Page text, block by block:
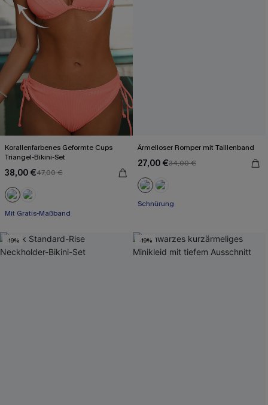
Korallenfarbenes Geformte Cups
Triangel-Bikini-Set
38,00 €47,00 €
Mit Gratis-Maßband
Ärmelloser Romper mit Taillenband
27,00 €34,00 €
Schnürung
-19% -19%